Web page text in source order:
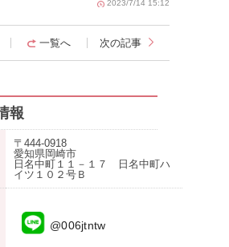
2023/7/14 15:12
一覧へ 次の記事
報
〒444-0918
愛知県岡崎市
日名中町１１－１７ 日名中町ハ
イツ１０２号Ｂ
@006jtntw